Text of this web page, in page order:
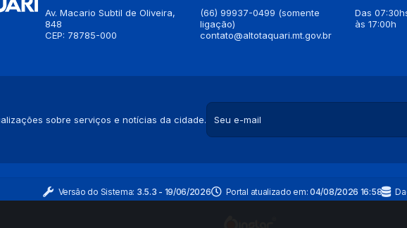
Av. Macario Subtil de Oliveira,
848
CEP: 78785-000
(66) 99937-0499 (somente
ligação)
contato@altotaquari.mt.gov.br
Das
às 17:00h
sobre serviços e notícias da cidade.
Versão do Sistema: 3.5.3 - 19/06/2026 Portal atualizado em:04/08/2026 16:58